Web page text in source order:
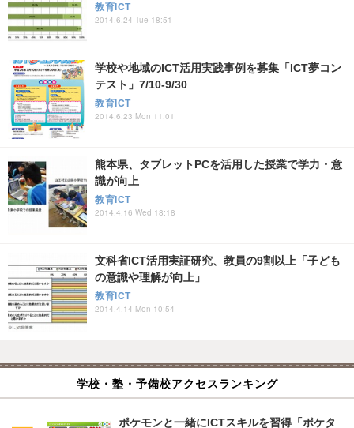
教育ICT
2014.6.24 Tue 18:51
学校や地域のICT活用実践事例を募集「ICT夢コン
テスト」7/10-9/30
教育ICT
2014.6.23 Mon 11:01
熊本県、タブレットPCを活用した授業で学力・意
識が向上
教育ICT
2014.4.16 Wed 18:18
文科省ICT活用実証研究、教員の9割以上「子ども
の意識や理解が向上」
教育ICT
2014.4.14 Mon 10:54
学校・塾・予備校アクセスランキング
ポケモンと一緒にICTスキルを習得「ポケタ